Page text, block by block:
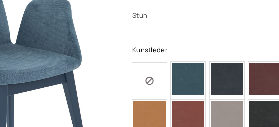
Stuhl
Kunstleder